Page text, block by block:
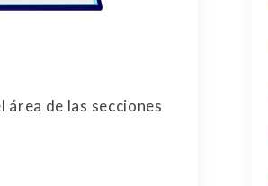
de las secciones